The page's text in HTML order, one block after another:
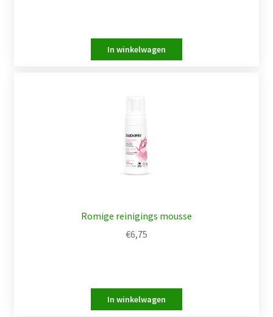
Romige reinigings mousse
€6,75